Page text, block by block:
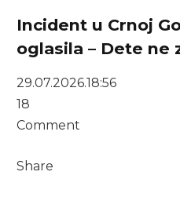
Incident u Crnoj
oglasila – Dete ne
29.07.2026.18:56
18
Comment
Share